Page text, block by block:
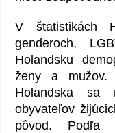
V štatistikách
genderoch,
Holandsku
ženy a mužov.
Holandska
obyvateľov
pôvod. Podľa